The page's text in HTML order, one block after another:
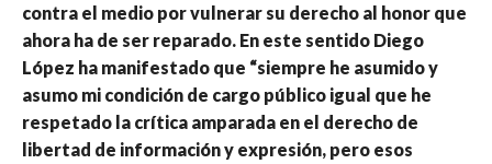
contra el medio por vulnerar su derecho al honor que
ahora ha de ser reparado. En este sentido Diego
López ha manifestado que “siempre he asumido y
asumo mi condición de cargo público igual que he
respetado la crítica amparada en el derecho de
libertad de información y expresión, pero esos